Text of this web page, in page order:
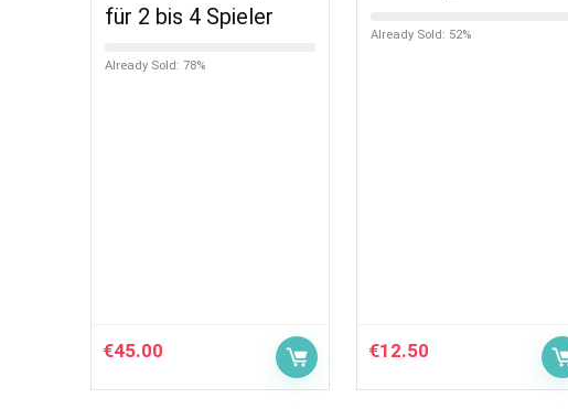
für 2 bis 4 Spieler
Already Sold: 78%
€45.00
Already Sold: 52%
€12.50